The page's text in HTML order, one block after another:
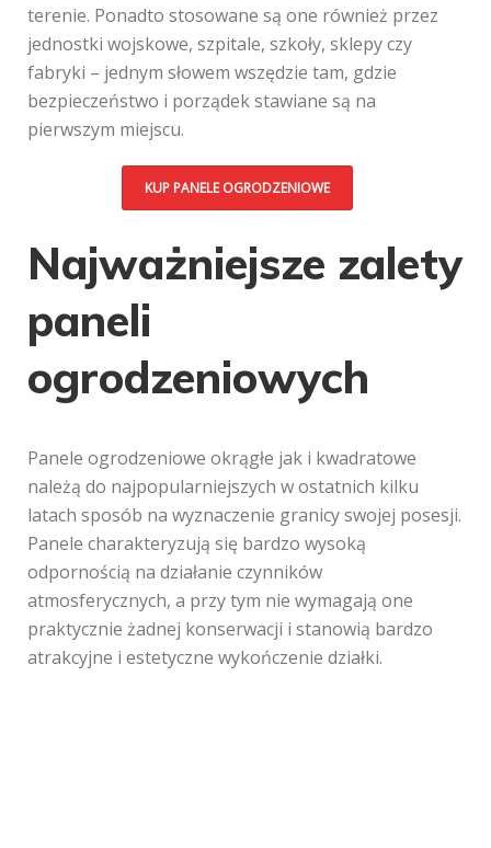
terenie. Ponadto stosowane są one również przez
jednostki wojskowe, szpitale, szkoły, sklepy czy
fabryki – jednym słowem wszędzie tam, gdzie
bezpieczeństwo i porządek stawiane są na
pierwszym miejscu.
KUP PANELE OGRODZENIOWE
Najważniejsze zalety
paneli
ogrodzeniowych
Panele ogrodzeniowe okrągłe jak i kwadratowe
należą do najpopularniejszych w ostatnich kilku
latach sposób na wyznaczenie granicy swojej posesji.
Panele charakteryzują się bardzo wysoką
odpornością na działanie czynników
atmosferycznych, a przy tym nie wymagają one
praktycznie żadnej konserwacji i stanowią bardzo
atrakcyjne i estetyczne wykończenie działki.